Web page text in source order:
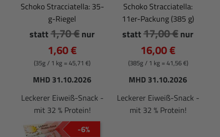
Schoko Stracciatella: 35-
g-Riegel
statt1,70 €nur
1,60 €
(35g / 1 kg = 45,71 €)
MHD 31.10.2026
Leckerer Eiweiß-Snack -
mit 32 % Protein!
Schoko Stracciatella:
11er-Packung (385 g)
statt17,00 €nur
16,00 €
(385g / 1 kg = 41,56 €)
MHD 31.10.2026
Leckerer Eiweiß-Snack -
mit 32 % Protein!
-6%